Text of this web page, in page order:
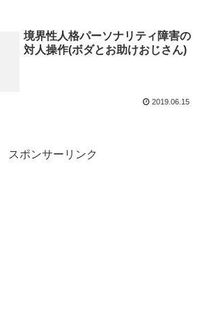
境界性人格パーソナリティ障害の
対人操作(ボダとお助けおじさん)
2019.06.15
スポンサーリンク